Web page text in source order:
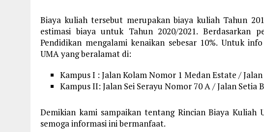
Biaya kuliah tersebut merupakan biaya kuliah Tahun
estimasi biaya untuk Tahun 2020/2021. Berdasarkan
Pendidikan mengalami kenaikan sebesar 10%. Untuk
UMA yang beralamat di:
Kampus I : Jalan Kolam Nomor 1 Medan Estate /
Kampus II: Jalan Sei Serayu Nomor 70 A / Jalan Setia
Demikian kami sampaikan tentang Rincian Biaya Kuliah
semoga informasi ini bermanfaat.